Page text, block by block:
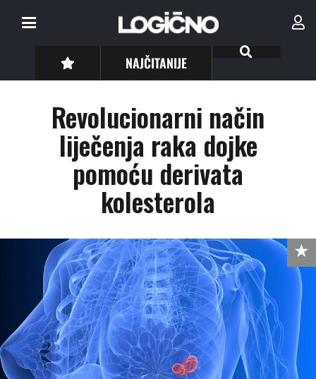
NAJČITANIJE
Revolucionarni način
liječenja raka dojke
pomoću derivata
kolesterola